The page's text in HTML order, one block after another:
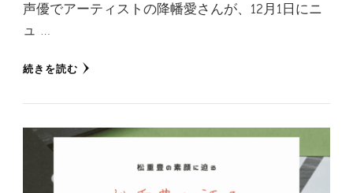
声優でアーティストの降幡愛さんが、12月1日にニ
ュ …
続きを読む